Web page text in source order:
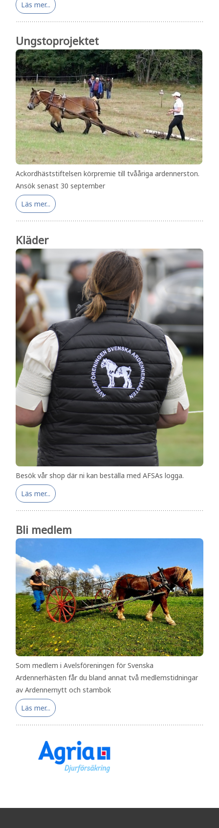
Läs mer...
Ungstoprojektet
Ackordhäststiftelsen körpremie till tvååriga ardennerston.
Ansök senast 30 september
Läs mer...
Kläder
Besök vår shop där ni kan beställa med AFSAs logga.
Läs mer...
Bli medlem
Som medlem i Avelsföreningen för Svenska
Ardennerhästen får du bland annat två medlemstidningar
av Ardennernytt och stambok
Läs mer...